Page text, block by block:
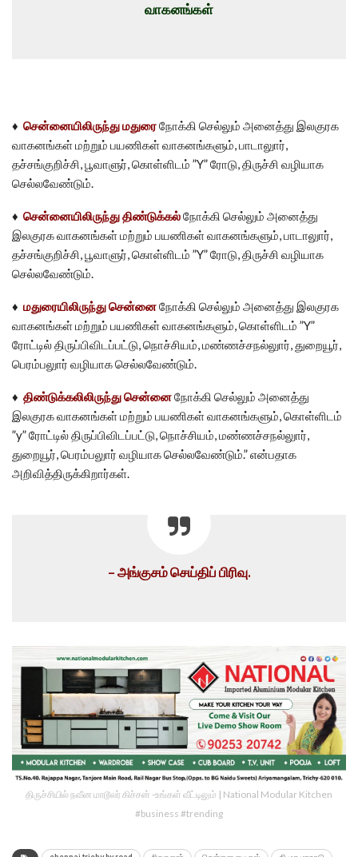
வாகனங்கள்
♦ சென்னையிலிருந்து மதுரைநோக்கி செல்லும் அனைத்து இலகுரக
வாகனங்கள் மற்றும் பயணிகள் வாகனங்களும், பாடாலுார்,
தச்சங்குறிச்சி, பூவாளுர், கொள்ளிடம் ”Y” ரோடு, திருச்சி வழியாக
செல்லவேண்டும்.
♦ சென்னையிலிருந்து திண்டுக்கல்நோக்கி செல்லும் அனைத்து
இலகுரக வாகனங்கள் மற்றும் பயணிகள் வாகனங்களும், பாடாலுார்,
தச்சங்குறிச்சி, பூவாளுர், கொள்ளிடம் ”Y” ரோடு, திருச்சி வழியாக
செல்லவேண்டும்.
♦ மதுரையிலிருந்து சென்னைநோக்கி செல்லும் அனைத்து இலகுரக
வாகனங்கள் மற்றும் பயணிகள் வாகனங்களும், கொள்ளிடம் ”Y”
ரோட்டில் திருப்பிவிடப்பட்டு, நொச்சியம், மண்ணச்சநல்லுார், துறையூர்,
பெரம்பலுார் வழியாக செல்லவேண்டும்.
♦ திண்டுக்கலிலிருந்து சென்னைநோக்கி செல்லும் அனைத்து
இலகுரக வாகனங்கள் மற்றும் பயணிகள் வாகனங்களும், கொள்ளிடம்
”y” ரோட்டில் திருப்பிவிடப்பட்டு, நொச்சியம், மண்ணச்சநல்லுார்,
துறையூர், பெரம்பலுார் வழியாக செல்லவேண்டும்.” என்பதாக
அறிவித்திருக்கிறார்கள்.
– அங்குசம் செய்திப் பிரிவு.
திருச்சியில் நவீன மாடூலர் கிச்சன் -உங்கள் வீட்டிலும் | National Modular Kitchen
#business #trending